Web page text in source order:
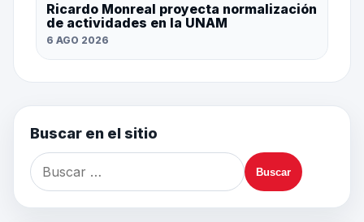
Ricardo Monreal proyecta normalización
de actividades en la UNAM
6 AGO 2026
Buscar en el sitio